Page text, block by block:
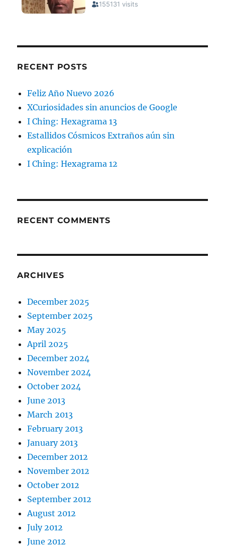
RECENT POSTS
Feliz Año Nuevo 2026
XCuriosidades sin anuncios de Google
I Ching: Hexagrama 13
Estallidos Cósmicos Extraños aún sin
explicación
I Ching: Hexagrama 12
RECENT COMMENTS
ARCHIVES
December 2025
September 2025
May 2025
April 2025
December 2024
November 2024
October 2024
June 2013
March 2013
February 2013
January 2013
December 2012
November 2012
October 2012
September 2012
August 2012
July 2012
June 2012